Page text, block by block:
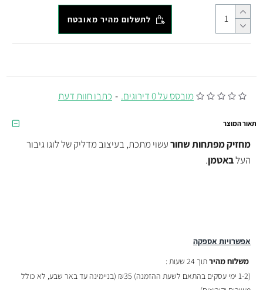
מובסס על 0 דירוגים. - כתבו חוות דעת
לתשלום מהיר מאובטח
אפשרויות אספקה
משלוח מהירתוך 24 שעות :
(1-2 ימי עסקים בהתאם לשעת ההזמנה)
₪35 (בניימינה עד באר שבע, לא כולל
תאור המוצר
מחזיק מפתחותשחורעשוי מתכת,בעיצוב מדליק של לוגו גיבור
העלבאטמן.